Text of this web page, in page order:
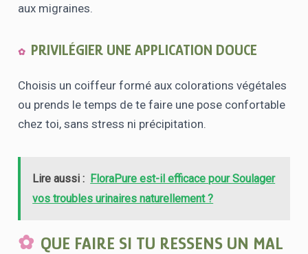
aux migraines.
PRIVILÉGIER UNE APPLICATION DOUCE
Choisis un coiffeur formé aux colorations végétales
ou prends le temps de te faire une pose confortable
chez toi, sans stress ni précipitation.
Lire aussi : FloraPure est-il efficace pour Soulager
vos troubles urinaires naturellement ?
QUE FAIRE SI TU RESSENS UN MAL